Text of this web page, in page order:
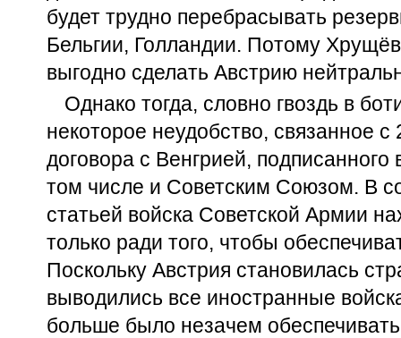
будет трудно перебрасывать
Бельгии, Голландии. Потому
выгодно сделать Австрию
Однако тогда, словно гвоздь в
некоторое неудобство, связанное
договора с Венгрией, подписанного
том числе и Советским Союзом. В
статьей войска Советской Армии
только ради того, чтобы
Поскольку Австрия становилась
выводились все иностранные
больше было незачем